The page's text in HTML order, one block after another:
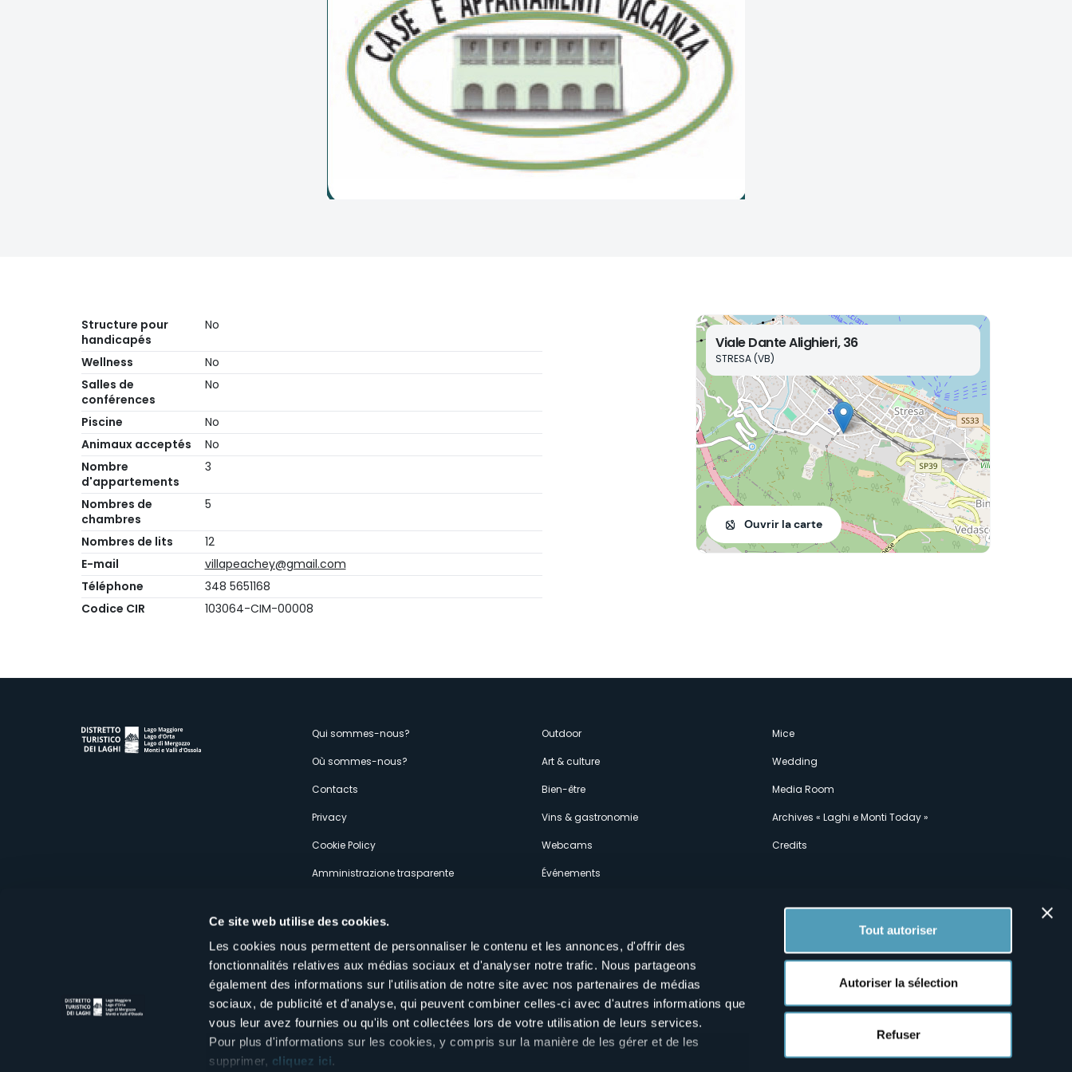
Ce site web utilise des cookies.
Les cookies nous permettent de personnaliser le contenu et les annonces, d'offrir des
fonctionnalités relatives aux médias sociaux et d'analyser notre trafic. Nous partageons
également des informations sur l'utilisation de notre site avec nos partenaires de médias
sociaux, de publicité et d'analyse, qui peuvent combiner celles-ci avec d'autres informations que
vous leur avez fournies ou qu'ils ont collectées lors de votre utilisation de leurs services.
Pour plus d'informations sur les cookies, y compris sur la manière de les gérer et de les
supprimer, cliquez ici.
Tout autoriser
Autoriser la sélection
Refuser
Structure pour
handicapés
No
Wellness
No
Salles de
conférences
No
Piscine
No
Animaux acceptés
No
Nombre
d'appartements
3
Nombres de
chambres
5
Nombres de lits
12
E-mail
villapeachey@gmail.com
Téléphone
348 5651168
Codice CIR
103064-CIM-00008
Viale Dante Alighieri, 36
STRESA (VB)
Ouvrir la carte
Menù
secondario
Qui sommes-nous?
Où sommes-nous?
Contacts
Privacy
Cookie Policy
Amministrazione trasparente
Outdoor
Art & culture
Bien-être
Vins & gastronomie
Webcams
Événements
Mice
Wedding
Media Room
Archives « Laghi e Monti Today »
Credits
Distretto Turistico dei Laghi Scrl
Sede legale e operativa: Corso Italia 26 - 28838 Stresa VB - Italy
e distrettolaghi@legalmail.it
Suivez-nous sur nos réseaux sociaux